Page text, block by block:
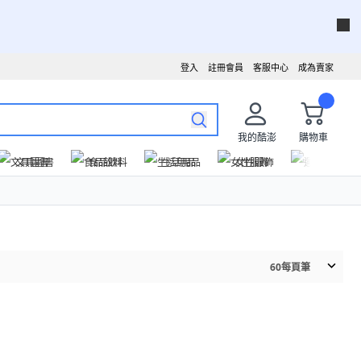
成為賣家
客服中心
註冊會員
登入
我的酷澎
購物車
文具圖書
食品飲料 生活用品 女性服飾
60每頁筆